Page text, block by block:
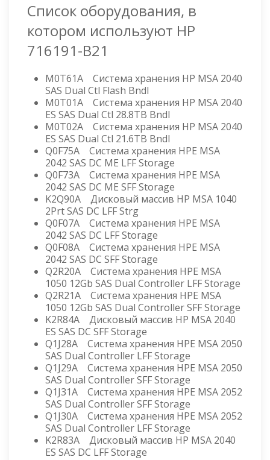
Список оборудования, в
котором используют HP
716191-B21
M0T61A Система хранения HP MSA 2040
SAS Dual Ctl Flash Bndl
M0T01A Система хранения HP MSA 2040
ES SAS Dual Ctl 28.8TB Bndl
M0T02A Система хранения HP MSA 2040
ES SAS Dual Ctl 21.6TB Bndl
Q0F75A Система хранения HPE MSA
2042 SAS DC ME LFF Storage
Q0F73A Система хранения HPE MSA
2042 SAS DC ME SFF Storage
K2Q90A Дисковый массив HP MSA 1040
2Prt SAS DC LFF Strg
Q0F07A Система хранения HPE MSA
2042 SAS DC LFF Storage
Q0F08A Система хранения HPE MSA
2042 SAS DC SFF Storage
Q2R20A Система хранения HPE MSA
1050 12Gb SAS Dual Controller LFF Storage
Q2R21A Система хранения HPE MSA
1050 12Gb SAS Dual Controller SFF Storage
K2R84A Дисковый массив HP MSA 2040
ES SAS DC SFF Storage
Q1J28A Система хранения HPE MSA 2050
SAS Dual Controller LFF Storage
Q1J29A Система хранения HPE MSA 2050
SAS Dual Controller SFF Storage
Q1J31A Система хранения HPE MSA 2052
SAS Dual Controller SFF Storage
Q1J30A Система хранения HPE MSA 2052
SAS Dual Controller LFF Storage
K2R83A Дисковый массив HP MSA 2040
ES SAS DC LFF Storage